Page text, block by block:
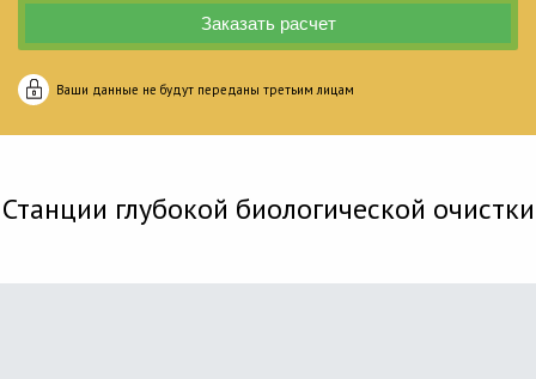
Ваши данные не будут переданы третьим лицам
Станции глубокой биологической очистки